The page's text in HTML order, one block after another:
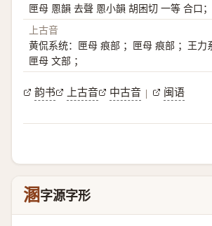
匣母 慁韻 去聲 慁小韻 胡困切 一等 合口；
上古音
黄侃系统：匣母 痕部 ；匣母 痕部 ；王力
匣母 文部 ；
韵书 上古音 中古音 | 闽语
溷字源字形